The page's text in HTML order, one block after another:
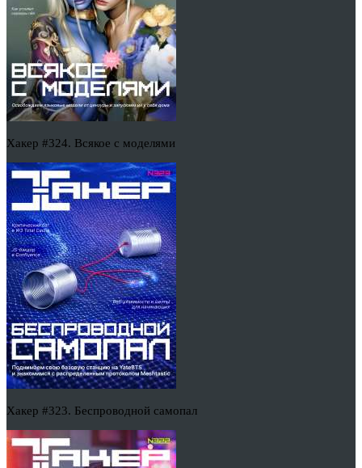
Хакер #324. Всякое с моделями
Хакер #323. Беспроводной самопал